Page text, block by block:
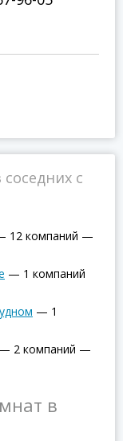
с
12 компаний —
— 1 компаний
— 1
— 2 компаний —
в